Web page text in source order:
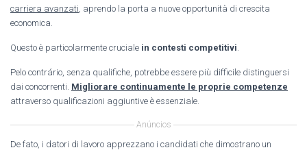
carriera avanzati , aprendo la porta a nuove opportunità di crescita
economica.
Questo è particolarmente cruciale in contesti competitivi
Pelo contrário, senza qualifiche, potrebbe essere più difficile distinguersi
dai concorrenti. Migliorare continuamente le proprie competenze
attraverso qualificazioni aggiuntive è essenziale.
Anúncios
De fato, i datori di lavoro apprezzano i candidati che dimostrano un